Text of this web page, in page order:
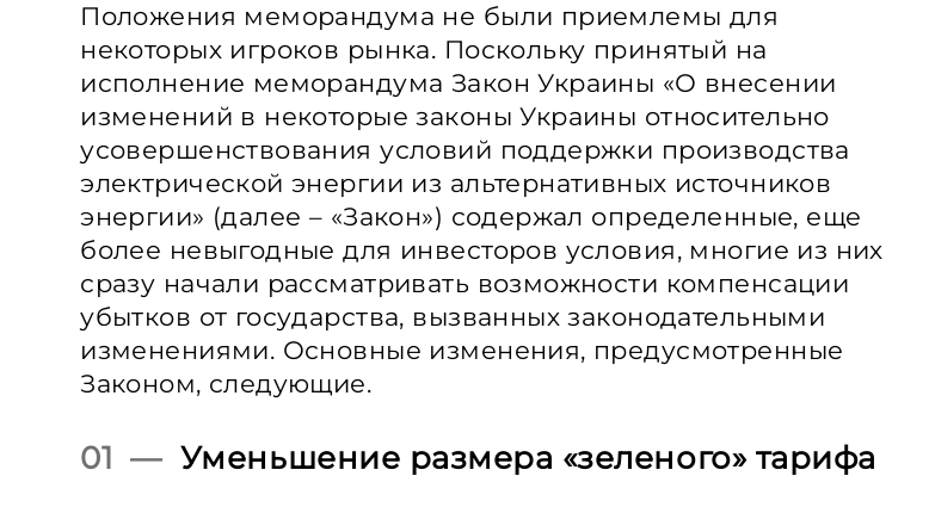
Положения меморандума не были приемлемы для
некоторых игроков рынка. Поскольку принятый на
исполнение меморандума Закон Украины «О внесении
изменений в некоторые законы Украины относительно
усовершенствования условий поддержки производства
электрической энергии из альтернативных источников
энергии» (далее – «Закон») содержал определенные, еще
более невыгодные для инвесторов условия, многие из них
сразу начали рассматривать возможности компенсации
убытков от государства, вызванных законодательными
изменениями. Основные изменения, предусмотренные
Законом, следующие.
01 — Уменьшение размера «зеленого» тарифа